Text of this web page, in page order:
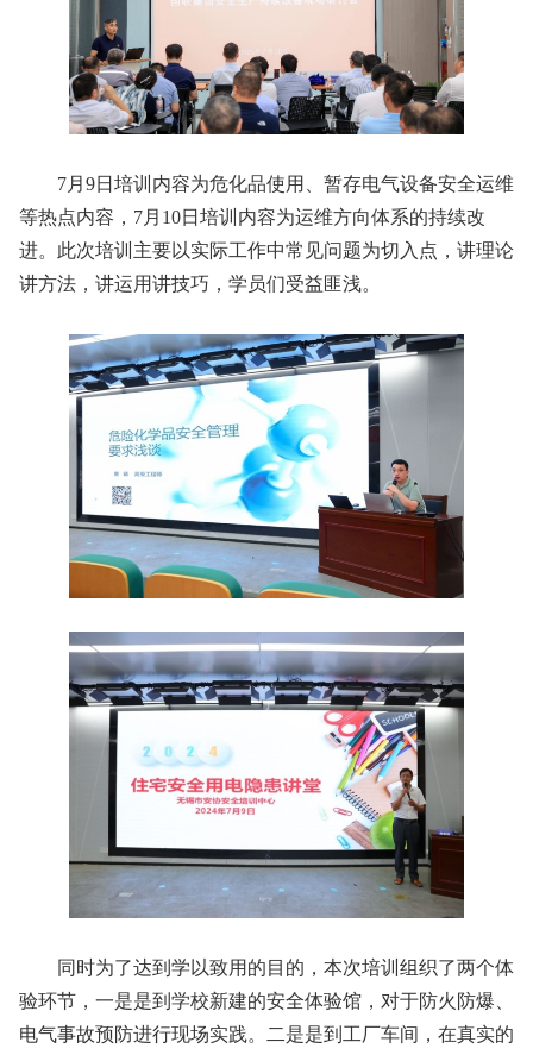
7月9日培训内容为危化品使用、暂存电气设备安全运维
等热点内容，7月10日培训内容为运维方向体系的持续改
进。此次培训主要以实际工作中常见问题为切入点，讲理论
讲方法，讲运用讲技巧，学员们受益匪浅。
同时为了达到学以致用的目的，本次培训组织了两个体
验环节，一是是到学校新建的安全体验馆，对于防火防爆、
电气事故预防进行现场实践。二是是到工厂车间，在真实的